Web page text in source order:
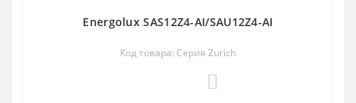
Energolux SAS12Z4-AI/SAU12Z4-AI
Код товара: Серия Zurich